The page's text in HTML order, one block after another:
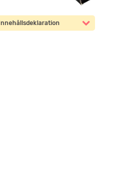
Innehållsdeklaration